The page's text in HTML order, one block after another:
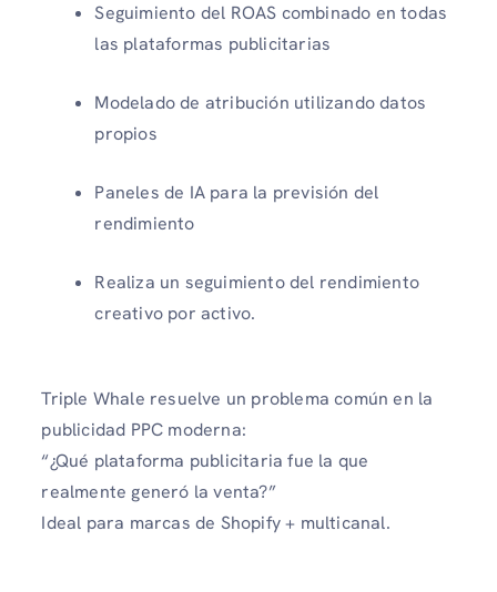
Seguimiento del ROAS combinado en todas
las plataformas publicitarias
Modelado de atribución utilizando datos
propios
Paneles de IA para la previsión del
rendimiento
Realiza un seguimiento del rendimiento
creativo por activo.
Triple Whale resuelve un problema común en la
publicidad PPC moderna:
“¿Qué plataforma publicitaria fue la que
realmente generó la venta?”
Ideal para marcas de Shopify + multicanal.